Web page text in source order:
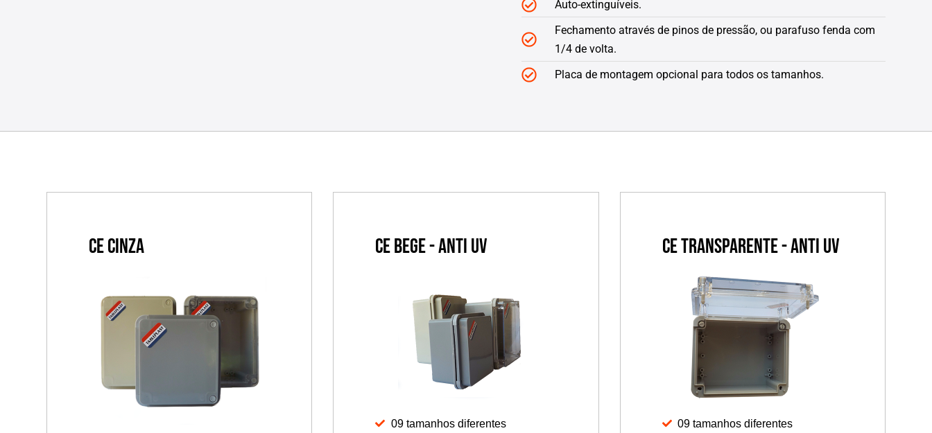
Auto-extinguíveis.
Fechamento através de pinos de pressão, ou parafuso fenda com
1/4 de volta.
Placa de montagem opcional para todos os tamanhos.
CE Cinza CE Bege - Anti UV
09 tamanhos diferentes
CE Transparente - Anti UV
09 tamanhos diferentes